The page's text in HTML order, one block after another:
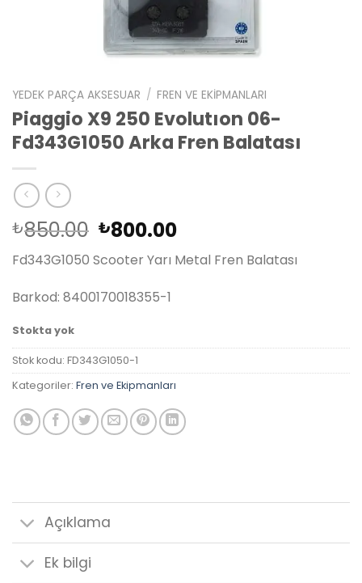
YEDEK PARÇA AKSESUAR / FREN VE EKIPMANLARI
Piaggio X9 250 Evolutıon 06-
Fd343G1050 Arka Fren Balatası
₺850.00 Orijinal
fiyat:
₺850.00.
₺800.00Şu
andaki
fiyat:
Fd343G1050 Scooter Yarı Metal Fren Balatası
Barkod: 8400170018355-1
Stokta yok
Stok kodu: FD343G1050-1
Kategoriler: Fren ve Ekipmanları
Açıklama
Ek bilgi